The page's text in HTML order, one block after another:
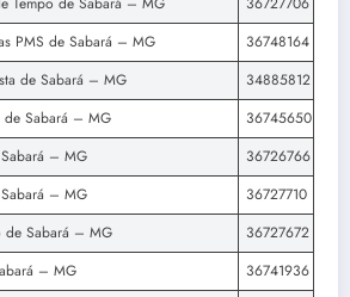
PMS de Sabará – MG
36748164
de Sabará – MG
34885812
de Sabará – MG
36745650
– MG
36726766
– MG
36727710
de Sabará – MG
36727672
– MG
36741936